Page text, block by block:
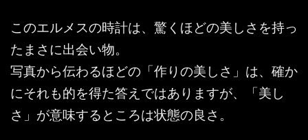
このエルメスの時計は、驚くほどの美しさを持っ
たまさに出会い物。
写真から伝わるほどの「作りの美しさ」は、確か
にそれも的を得た答えではありますが、「美し
さ」が意味するところは状態の良さ。